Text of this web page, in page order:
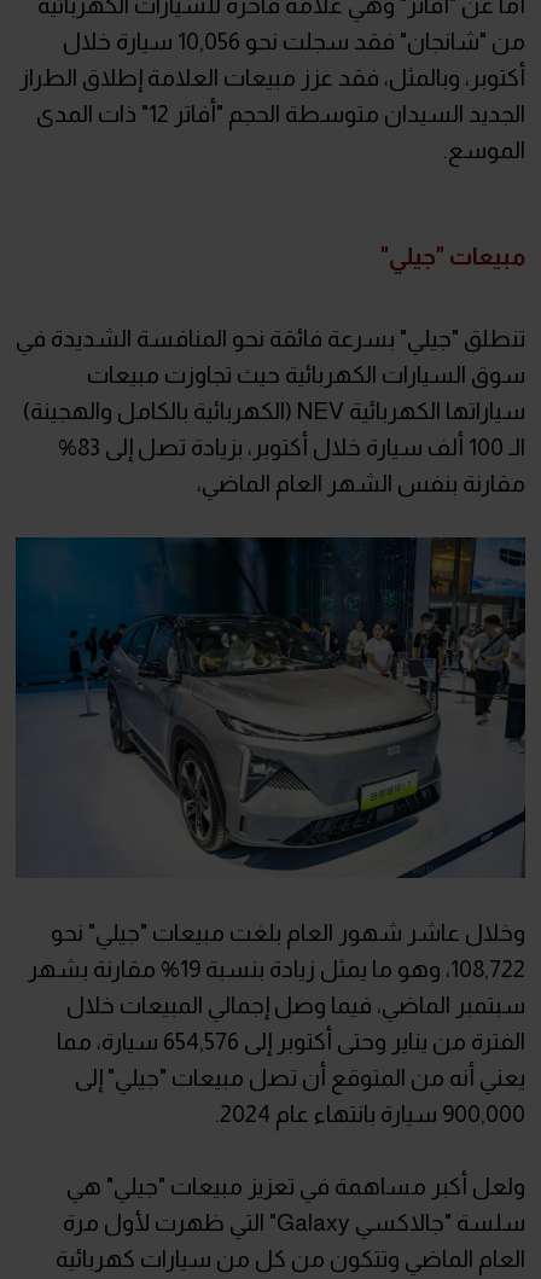
أما عن "أفاتر" وهي علامة فاخرة للسيارات الكهربائية
من "شانجان" فقد سجلت نحو 10,056 سيارة خلال
أكتوبر، وبالمثل، فقد عزز مبيعات العلامة إطلاق الطراز
الجديد السيدان متوسطة الحجم "أفاتر 12" ذات المدى
الموسع.
مبيعات "جيلي"
تنطلق "جيلي" بسرعة فائقة نحو المنافسة الشديدة في
سوق السيارات الكهربائية حيث تجاوزت مبيعات
سياراتها الكهربائية NEV (الكهربائية بالكامل والهجينة)
الـ 100 ألف سيارة خلال أكتوبر، بزيادة تصل إلى 83%
مقارنة بنفس الشهر العام الماضي،
وخلال عاشر شهور العام بلغت مبيعات "جيلي" نحو
108,722، وهو ما يمثل زيادة بنسبة 19% مقارنة بشهر
سبتمبر الماضي، فيما وصل إجمالي المبيعات خلال
الفترة من يناير وحتى أكتوبر إلى 654,576 سيارة، مما
يعني أنه من المتوقع أن تصل مبيعات "جيلي" إلى
900,000 سيارة بانتهاء عام 2024.
ولعل أكبر مساهمة في تعزيز مبيعات "جيلي" هي
سلسة "جالاكسي Galaxy" التي ظهرت لأول مرة
العام الماضي وتتكون من كل من سيارات كهربائية